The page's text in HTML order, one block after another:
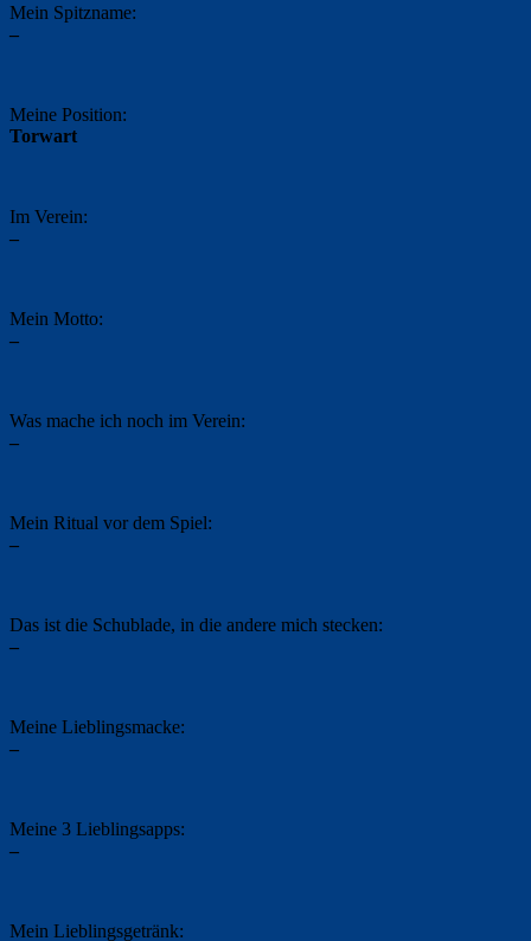
Mein Spitzname:
–
Meine Position:
Torwart
Im Verein:
–
Mein Motto:
–
Was mache ich noch im Verein:
–
Mein Ritual vor dem Spiel:
–
Das ist die Schublade, in die andere mich stecken:
–
Meine Lieblingsmacke:
–
Meine 3 Lieblingsapps:
–
Mein Lieblingsgetränk: